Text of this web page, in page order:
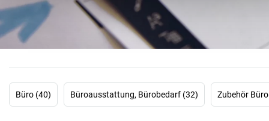
Büro (40) Büroausstattung, Bürobedarf (32) Zubehör